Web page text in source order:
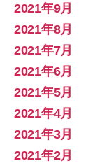
2021年9月
2021年8月
2021年7月
2021年6月
2021年5月
2021年4月
2021年3月
2021年2月